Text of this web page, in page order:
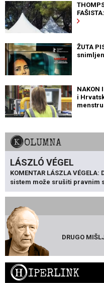
ŽUTA
NAKON
i
KOLUMNA
LÁSZLÓ VÉGEL
KOMENTAR LÁSZLA
sistem može srušiti pravnim
DRUGO
HIPERLINK